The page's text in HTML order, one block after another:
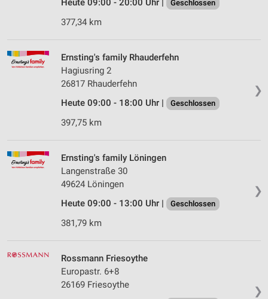
Heute 09:00 - 20:00 Uhr |
Geschlossen
377,34 km
❯
Ernsting's family Rhauderfehn
Hagiusring 2
26817 Rhauderfehn
Heute 09:00 - 18:00 Uhr |
Geschlossen
397,75 km
❯
Ernsting's family Löningen
Langenstraße 30
49624 Löningen
Heute 09:00 - 13:00 Uhr |
Geschlossen
381,79 km
❯
Rossmann Friesoythe
Europastr. 6+8
26169 Friesoythe
Erstellung von Profilen für personalisierte
Verwendung von Profilen zur Auswahl
personalisierter Werbung
von Inhalten
Verwendung von Profilen zur Auswahl
Messung der Werbeleistung
Messung der Performance von Inhalten
Analyse von Zielgruppen durch Statistiken oder
Kombinationen von Daten aus verschiedenen
Entwicklung und Verbesserung der Angebote
Verwendung reduzierter Daten zur Auswahl von